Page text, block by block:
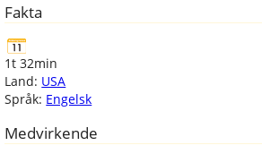
Fakta
1t 32min
Land: USA
Språk: Engelsk
Medvirkende